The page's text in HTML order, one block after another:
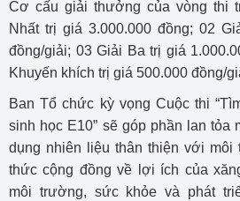
Cơ cấu giải thưởng của vòng thi
Nhất trị giá 3.000.000 đồng; 02
đồng/giải; 03 Giải Ba trị giá
Khuyến khích trị giá 500.000 đồng/
Ban Tổ chức kỳ vọng Cuộc thi
sinh học E10” sẽ góp phần lan tỏa
dụng nhiên liệu thân thiện với môi
thức cộng đồng về lợi ích của
môi trường, sức khỏe và phát